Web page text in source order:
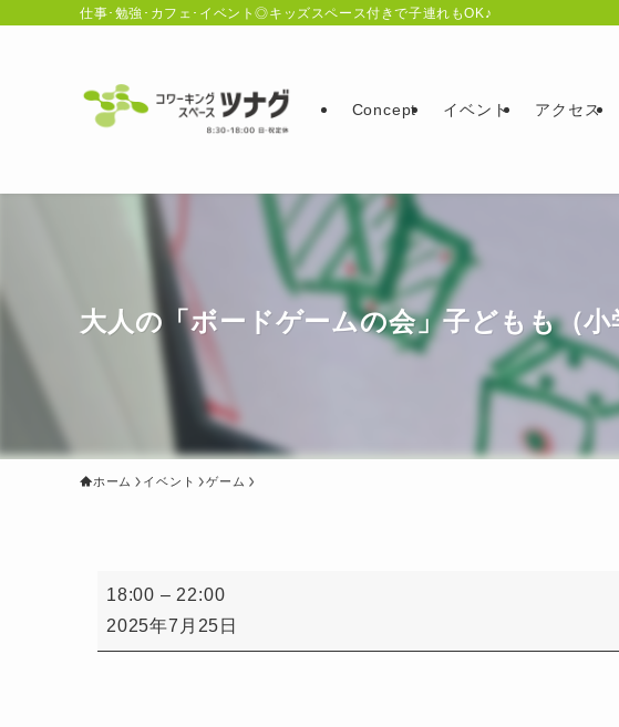
仕事･勉強･カフェ･イベント◎キッズスペース付きで子連れもOK♪
Concept イベント アクセス
大人の「ボードゲームの会」子どもも（
ホーム イベント ゲーム
大
人
の
18:00 – 22:00
2025年7月25日